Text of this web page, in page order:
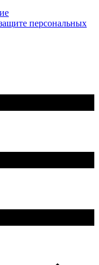
персональных